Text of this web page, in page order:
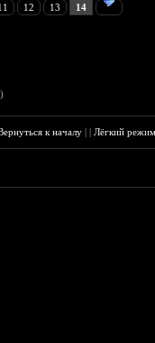
12 13 14
к началу ||Лёгкий